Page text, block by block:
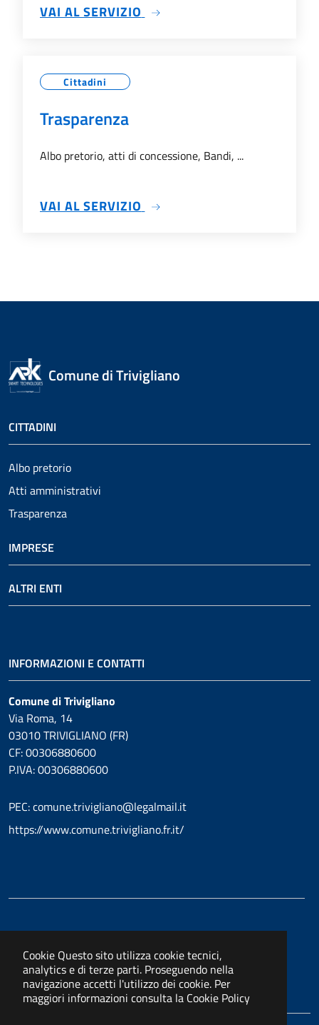
Cookie Questo sito utilizza cookie tecnici,
analytics e di terze parti. Proseguendo nella
navigazione accetti l'utilizzo dei cookie. Per
maggiori informazioni consulta la Cookie Policy
VAI AL SERVIZIO SU ATTI AMMINISTRATIVI
Cittadini
Trasparenza
Albo pretorio, atti di concessione, Bandi, ...
VAI AL SERVIZIO SU TRASPARENZA
Comune di Trivigliano
CITTADINI
Albo pretorio
Atti amministrativi
Trasparenza
IMPRESE
ALTRI ENTI
INFORMAZIONI E CONTATTI
Comune di Trivigliano
Via Roma, 14
03010 TRIVIGLIANO (FR)
CF: 00306880600
P.IVA: 00306880600
PEC: comune.trivigliano@legalmail.it
https://www.comune.trivigliano.fr.it/